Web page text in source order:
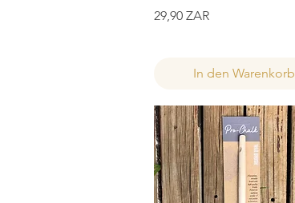
Preis
29,90 ZAR
In den Warenkorb